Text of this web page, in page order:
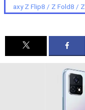
axy Z Flip8 / Z Fold8 /